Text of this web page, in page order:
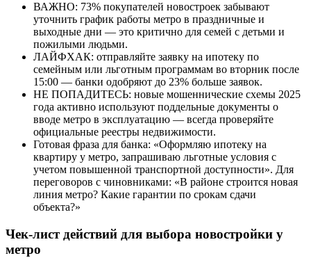
ВАЖНО: 73% покупателей новостроек забывают
уточнить график работы метро в праздничные и
выходные дни — это критично для семей с детьми и
пожилыми людьми.
ЛАЙФХАК: отправляйте заявку на ипотеку по
семейным или льготным программам во вторник после
15:00 — банки одобряют до 23% больше заявок.
НЕ ПОПАДИТЕСЬ: новые мошеннические схемы 2025
года активно используют поддельные документы о
вводе метро в эксплуатацию — всегда проверяйте
официальные реестры недвижимости.
Готовая фраза для банка: «Оформляю ипотеку на
квартиру у метро, запрашиваю льготные условия с
учетом повышенной транспортной доступности». Для
переговоров с чиновниками: «В районе строится новая
линия метро? Какие гарантии по срокам сдачи
объекта?»
Чек-лист действий для выбора новостройки у
метро